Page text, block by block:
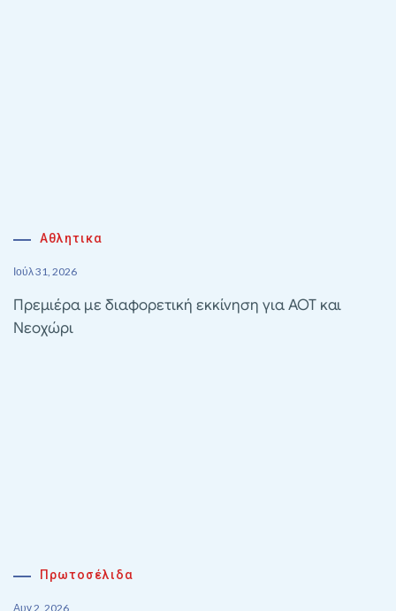
Αθλητικα
Ιούλ 31, 2026
Πρεμιέρα με διαφορετική εκκίνηση για ΑΟΤ και
Νεοχώρι
Πρωτοσέλιδα
Αυγ 2, 2026